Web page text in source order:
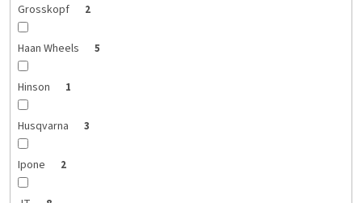
Grosskopf 2
Haan Wheels 5
Hinson 1
Husqvarna 3
Ipone 2